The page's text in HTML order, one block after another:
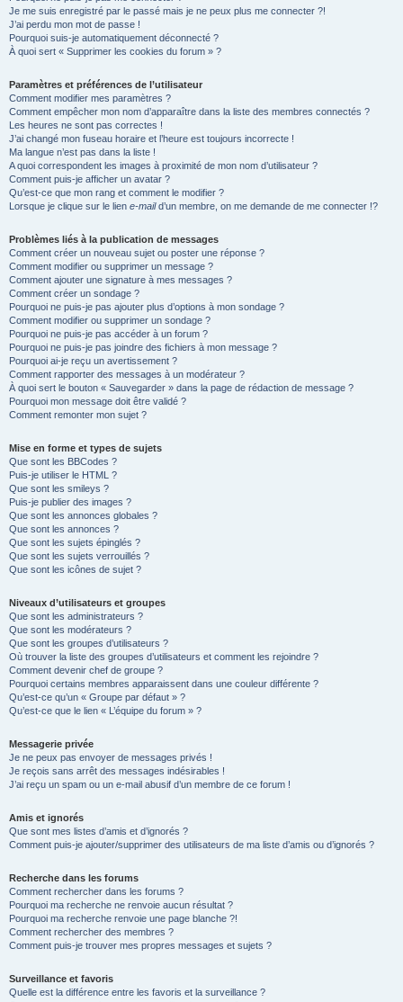
Je me suis enregistré par le passé mais je ne peux plus me connecter ?!
J’ai perdu mon mot de passe !
Pourquoi suis-je automatiquement déconnecté ?
À quoi sert « Supprimer les cookies du forum » ?
Paramètres et préférences de l’utilisateur
Comment modifier mes paramètres ?
Comment empêcher mon nom d’apparaître dans la liste des membres connectés ?
Les heures ne sont pas correctes !
J’ai changé mon fuseau horaire et l’heure est toujours incorrecte !
Ma langue n’est pas dans la liste !
A quoi correspondent les images à proximité de mon nom d’utilisateur ?
Comment puis-je afficher un avatar ?
Qu’est-ce que mon rang et comment le modifier ?
Lorsque je clique sur le lien e-maild’un membre, on me demande de me connecter !?
Problèmes liés à la publication de messages
Comment créer un nouveau sujet ou poster une réponse ?
Comment modifier ou supprimer un message ?
Comment ajouter une signature à mes messages ?
Comment créer un sondage ?
Pourquoi ne puis-je pas ajouter plus d’options à mon sondage ?
Comment modifier ou supprimer un sondage ?
Pourquoi ne puis-je pas accéder à un forum ?
Pourquoi ne puis-je pas joindre des fichiers à mon message ?
Pourquoi ai-je reçu un avertissement ?
Comment rapporter des messages à un modérateur ?
À quoi sert le bouton « Sauvegarder » dans la page de rédaction de message ?
Pourquoi mon message doit être validé ?
Comment remonter mon sujet ?
Mise en forme et types de sujets
Que sont les BBCodes ?
Puis-je utiliser le HTML ?
Que sont les smileys ?
Puis-je publier des images ?
Que sont les annonces globales ?
Que sont les annonces ?
Que sont les sujets épinglés ?
Que sont les sujets verrouillés ?
Que sont les icônes de sujet ?
Niveaux d’utilisateurs et groupes
Que sont les administrateurs ?
Que sont les modérateurs ?
Que sont les groupes d’utilisateurs ?
Où trouver la liste des groupes d’utilisateurs et comment les rejoindre ?
Comment devenir chef de groupe ?
Pourquoi certains membres apparaissent dans une couleur différente ?
Qu’est-ce qu’un « Groupe par défaut » ?
Qu’est-ce que le lien « L’équipe du forum » ?
Messagerie privée
Je ne peux pas envoyer de messages privés !
Je reçois sans arrêt des messages indésirables !
J’ai reçu un spam ou un e-mail abusif d’un membre de ce forum !
Amis et ignorés
Que sont mes listes d’amis et d’ignorés ?
Comment puis-je ajouter/supprimer des utilisateurs de ma liste d’amis ou d’ignorés ?
Recherche dans les forums
Comment rechercher dans les forums ?
Pourquoi ma recherche ne renvoie aucun résultat ?
Pourquoi ma recherche renvoie une page blanche ?!
Comment rechercher des membres ?
Comment puis-je trouver mes propres messages et sujets ?
Surveillance et favoris
Quelle est la différence entre les favoris et la surveillance ?